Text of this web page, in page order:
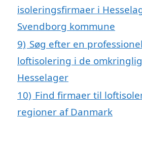
isoleringsfirmaer i
Svendborg kommune
9) Søg efter en
loftisolering i de
Hesselager
10) Find firmaer til
regioner af Danmark